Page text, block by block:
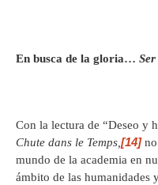
En busca de la gloria… Ser
Con la lectura de “Deseo y
Chute dans le Temps, [14]no
mundo de la academia en
ámbito de las humanidades